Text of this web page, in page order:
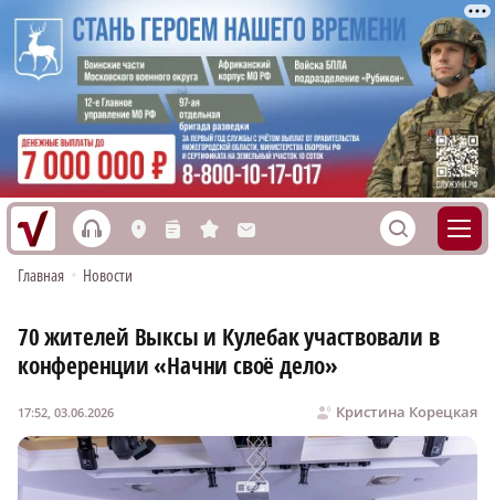
h L n s M S
Главная • Новости
70 жителей Выксы и Кулебак участвовали в
конференции «Начни своё дело»
Кристина Корецкая
17:52, 03.06.2026